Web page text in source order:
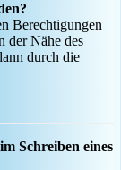
Berechtigungen
der Nähe des
durch die
Schreiben eines